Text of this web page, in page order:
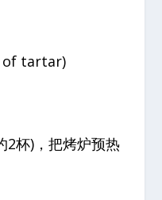
of tartar)
2杯)，把烤炉预热